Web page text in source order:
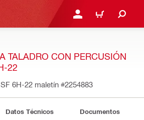
INICIE SESIÓN O
CARRITO
TALADRO CON PERCUSIÓN
22
6H-22 maletín #2254883
Datos Técnicos Documentos